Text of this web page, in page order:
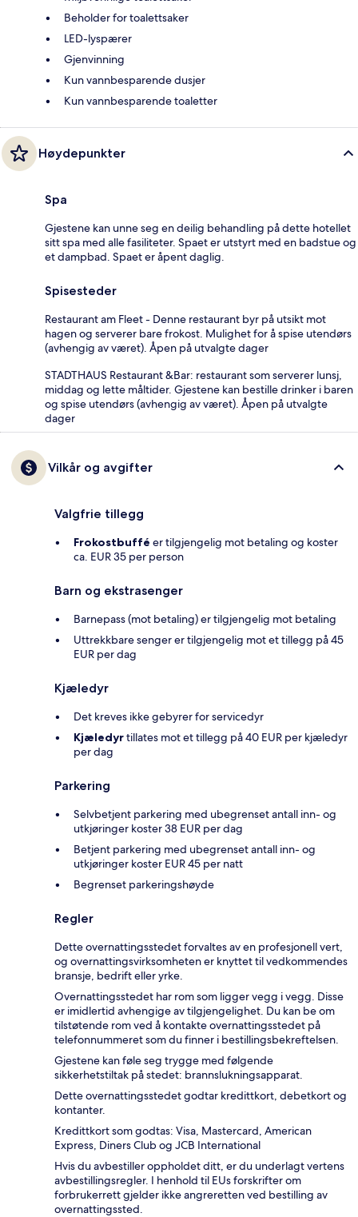
Beholder for toalettsaker
LED-lyspærer
Gjenvinning
Kun vannbesparende dusjer
Kun vannbesparende toaletter
Høydepunkter
Spa
Gjestene kan unne seg en deilig behandling på dette hotellet
sitt spa med alle fasiliteter. Spaet er utstyrt med en badstue og
et dampbad. Spaet er åpent daglig.
Spisesteder
Restaurant am Fleet - Denne restaurant byr på utsikt mot
hagen og serverer bare frokost. Mulighet for å spise utendørs
(avhengig av været). Åpen på utvalgte dager
STADTHAUS Restaurant &Bar: restaurant som serverer lunsj,
middag og lette måltider. Gjestene kan bestille drinker i baren
og spise utendørs (avhengig av været). Åpen på utvalgte
dager
Vilkår og avgifter
Valgfrie tillegg
Frokostbuffé er tilgjengelig mot betaling og koster
ca. EUR 35 per person
Barn og ekstrasenger
Barnepass (mot betaling) er tilgjengelig mot betaling
Uttrekkbare senger er tilgjengelig mot et tillegg på 45
EUR per dag
Kjæledyr
Det kreves ikke gebyrer for servicedyr
Kjæledyrtillates mot et tillegg på 40 EUR per kjæledyr
per dag
Parkering
Selvbetjent parkering med ubegrenset antall inn- og
utkjøringer koster 38 EUR per dag
Betjent parkering med ubegrenset antall inn- og
utkjøringer koster EUR 45 per natt
Begrenset parkeringshøyde
Regler
Dette overnattingsstedet forvaltes av en profesjonell vert,
og overnattingsvirksomheten er knyttet til vedkommendes
bransje, bedrift eller yrke.
Overnattingsstedet har rom som ligger vegg i vegg. Disse
er imidlertid avhengige av tilgjengelighet. Du kan be om
tilstøtende rom ved å kontakte overnattingsstedet på
telefonnummeret som du finner i bestillingsbekreftelsen.
Gjestene kan føle seg trygge med følgende
sikkerhetstiltak på stedet: brannslukningsapparat.
Dette overnattingsstedet godtar kredittkort, debetkort og
kontanter.
Kredittkort som godtas: Visa, Mastercard, American
Express, Diners Club og JCB International
Hvis du avbestiller oppholdet ditt, er du underlagt vertens
avbestillingsregler. I henhold til EUs forskrifter om
forbrukerrett gjelder ikke angreretten ved bestilling av
overnattingssted.